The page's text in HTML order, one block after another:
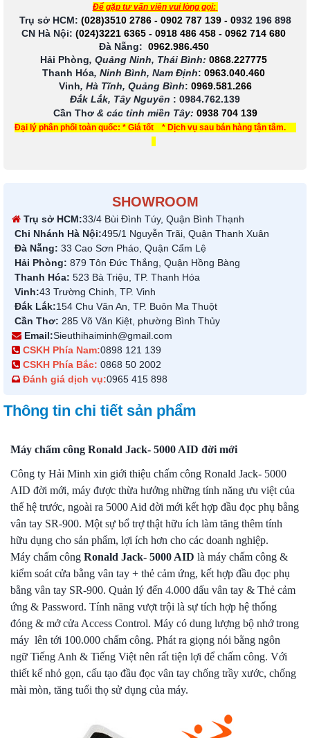
Để gặp tư vấn viên vui lòng gọi:
Trụ sở HCM: (028)3510 2786 - 0902 787 139- 0932 196 898
CN Hà Nội: (024)3221 6365 - 0918 486 458 - 0962 714 680
Đà Nẵng: 0962.986.450
Hải Phòng, Quảng Ninh, Thái Bình: 0868.227775
Thanh Hóa, Ninh Bình, Nam Định: 0963.040.460
Vinh, Hà Tĩnh, Quảng Bình: 0969.581.266
Đắk Lắk, Tây Nguyên : 0984.762.139
Cần Thơ & các tỉnh miền Tây: 0938 704 139
Đại lý phân phối toàn quốc: * Giá tốt * Dịch vụ sau bán hàng tận tâm.
SHOWROOM
Trụ sở HCM:33/4 Bùi Đình Túy, Quận Bình Thạnh
Chi Nhánh Hà Nội:495/1 Nguyễn Trãi, Quận Thanh Xuân
Đà Nẵng: 33 Cao Sơn Pháo, Quận Cẩm Lệ
Hải Phòng: 879 Tôn Đức Thắng, Quận Hồng Bàng
Thanh Hóa: 523 Bà Triệu, TP. Thanh Hóa
Vinh:43 Trường Chinh, TP. Vinh
Đắk Lắk:154 Chu Văn An, TP. Buôn Ma Thuột
Cần Thơ: 285 Võ Văn Kiệt, phường Bình Thủy
Email:Sieuthihaiminh@gmail.com
CSKH Phía Nam:0898 121 139
CSKH Phía Bắc: 0868 50 2002
Đánh giá dịch vụ:0965 415 898
Thông tin chi tiết sản phẩm
Máy chấm công Ronald Jack- 5000 AID đời mới
Công ty Hải Minh xin giới thiệu chấm công Ronald Jack- 5000
AID đời mới, máy được thừa hưởng những tính năng ưu việt của
thế hệ trước, ngoài ra 5000 Aid đời mới kết hợp đầu đọc phụ bằng
vân tay SR-900. Một sự bổ trợ thật hữu ích làm tăng thêm tính
hữu dụng cho sản phẩm, lợi ích hơn cho các doanh nghiệp.
Máy chấm công Ronald Jack- 5000 AID là máy chấm công &
kiểm soát cửa bằng vân tay + thẻ cảm ứng, kết hợp đầu đọc phụ
bằng vân tay SR-900. Quản lý đến 4.000 dấu vân tay & Thẻ cảm
ứng & Password. Tính năng vượt trội là sự tích hợp hệ thống
đóng & mở cửa Access Control. Máy có dung lượng bộ nhớ trong
máy lên tới 100.000 chấm công. Phát ra giọng nói bằng ngôn
ngữ Tiếng Anh & Tiếng Việt nên rất tiện lợi để chấm công. Với
thiết kế nhỏ gọn, cấu tạo đầu đọc vân tay chống trầy xước, chống
mài mòn, tăng tuổi thọ sử dụng của máy.